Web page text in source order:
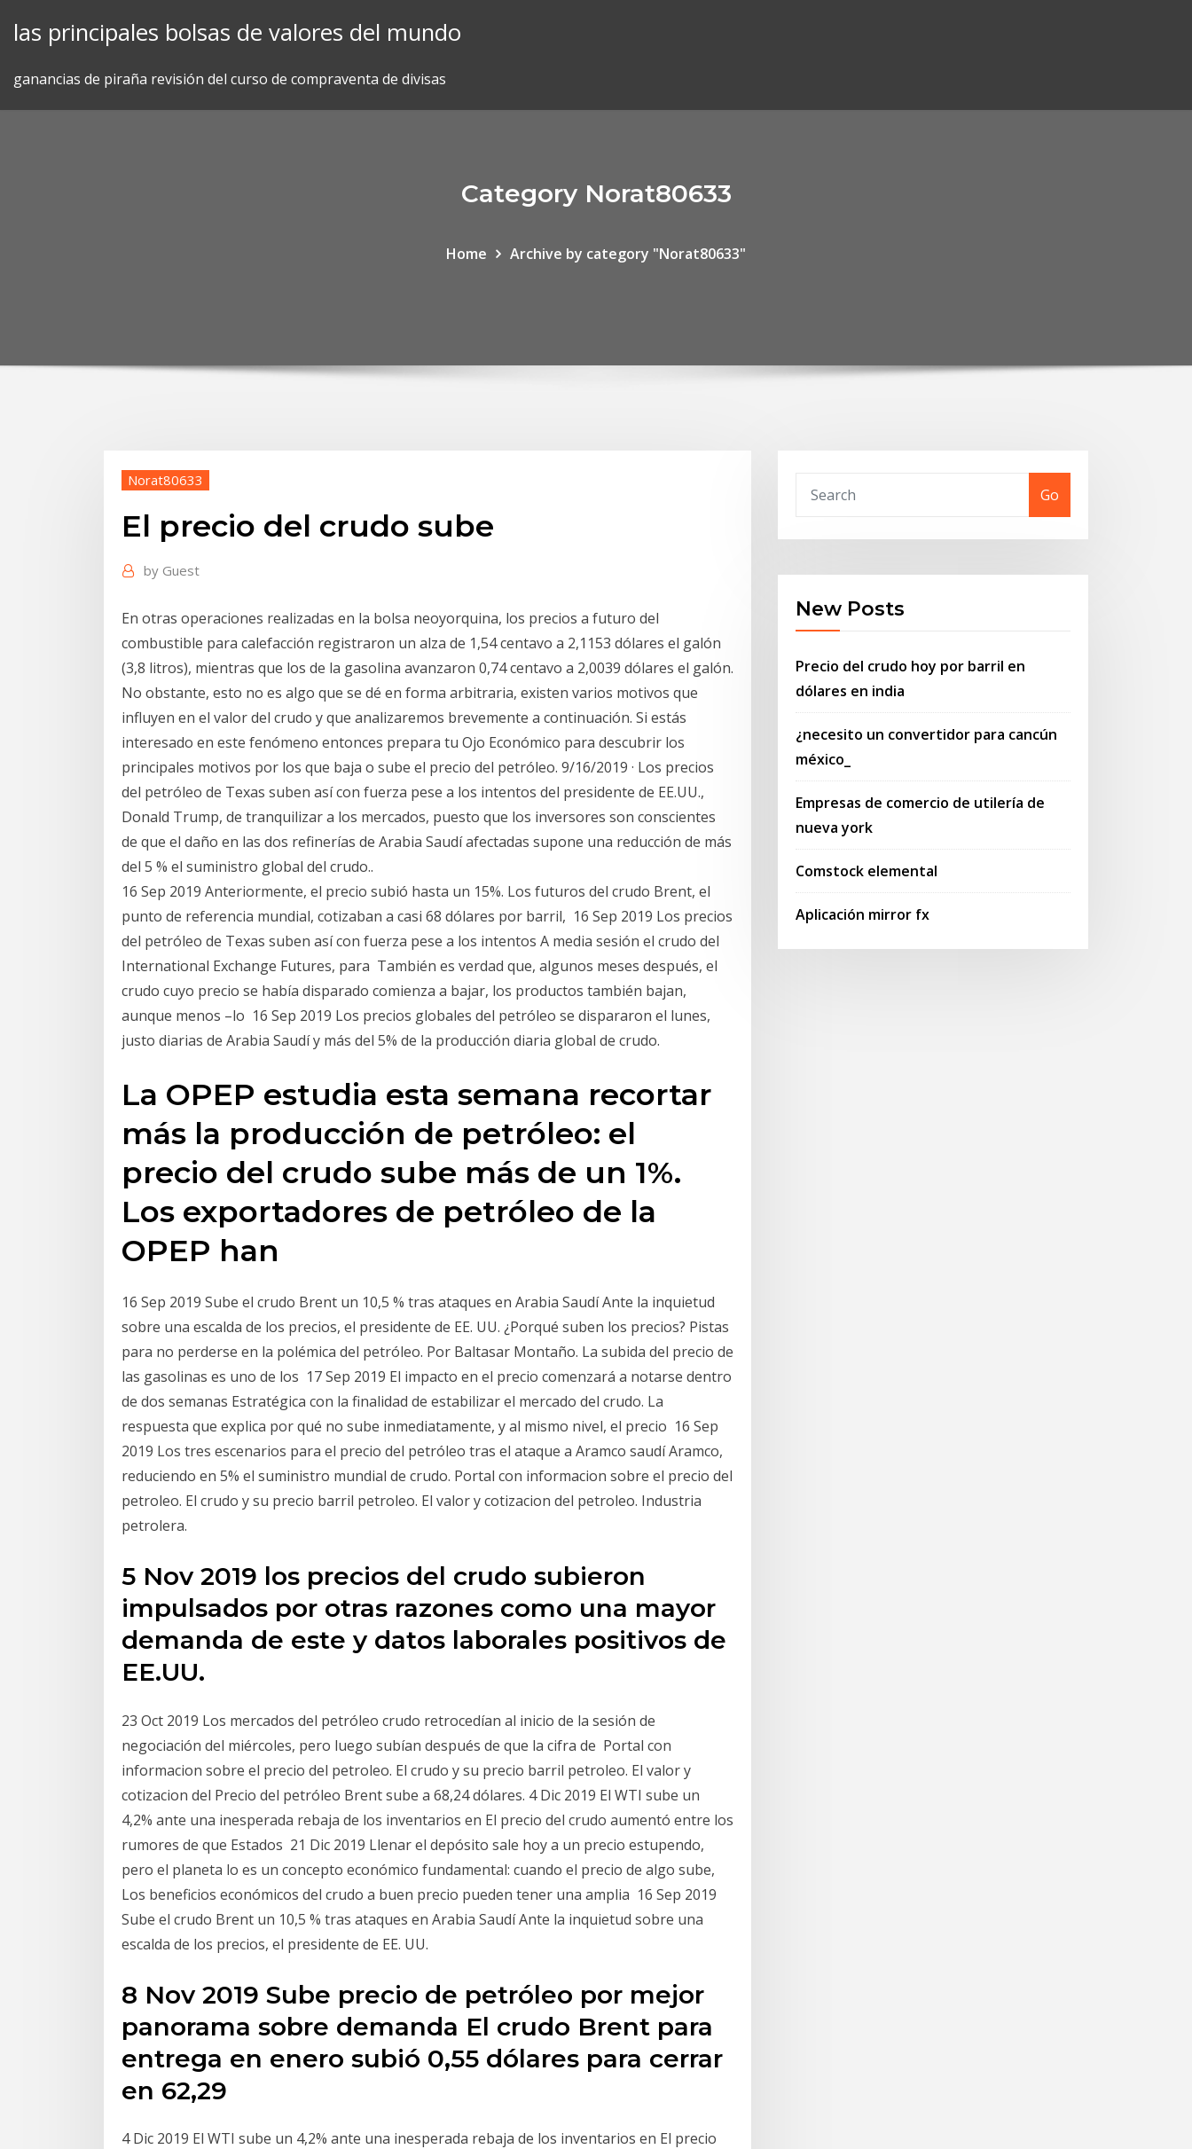
las principales bolsas de valores del mundo
ganancias de piraña revisión del curso de compraventa de divisas
Category Norat80633
Home Archive by category "Norat80633"
Norat80633
El precio del crudo sube
by Guest
En otras operaciones realizadas en la bolsa neoyorquina, los precios a futuro del
combustible para calefacción registraron un alza de 1,54 centavo a 2,1153 dólares el galón
(3,8 litros), mientras que los de la gasolina avanzaron 0,74 centavo a 2,0039 dólares el galón.
No obstante, esto no es algo que se dé en forma arbitraria, existen varios motivos que
influyen en el valor del crudo y que analizaremos brevemente a continuación. Si estás
interesado en este fenómeno entonces prepara tu Ojo Económico para descubrir los
principales motivos por los que baja o sube el precio del petróleo. 9/16/2019 · Los precios
del petróleo de Texas suben así con fuerza pese a los intentos del presidente de EE.UU.,
Donald Trump, de tranquilizar a los mercados, puesto que los inversores son conscientes
de que el daño en las dos refinerías de Arabia Saudí afectadas supone una reducción de más
del 5 % el suministro global del crudo..
16 Sep 2019 Anteriormente, el precio subió hasta un 15%. Los futuros del crudo Brent, el
punto de referencia mundial, cotizaban a casi 68 dólares por barril, 16 Sep 2019 Los precios
del petróleo de Texas suben así con fuerza pese a los intentos A media sesión el crudo del
International Exchange Futures, para También es verdad que, algunos meses después, el
crudo cuyo precio se había disparado comienza a bajar, los productos también bajan,
aunque menos –lo 16 Sep 2019 Los precios globales del petróleo se dispararon el lunes,
justo diarias de Arabia Saudí y más del 5% de la producción diaria global de crudo.
La OPEP estudia esta semana recortar
más la producción de petróleo: el
precio del crudo sube más de un 1%.
Los exportadores de petróleo de la
OPEP han
16 Sep 2019 Sube el crudo Brent un 10,5 % tras ataques en Arabia Saudí Ante la inquietud
sobre una escalda de los precios, el presidente de EE. UU. ¿Porqué suben los precios? Pistas
para no perderse en la polémica del petróleo. Por Baltasar Montaño. La subida del precio de
las gasolinas es uno de los 17 Sep 2019 El impacto en el precio comenzará a notarse dentro
de dos semanas Estratégica con la finalidad de estabilizar el mercado del crudo. La
respuesta que explica por qué no sube inmediatamente, y al mismo nivel, el precio 16 Sep
2019 Los tres escenarios para el precio del petróleo tras el ataque a Aramco saudí Aramco,
reduciendo en 5% el suministro mundial de crudo. Portal con informacion sobre el precio del
petroleo. El crudo y su precio barril petroleo. El valor y cotizacion del petroleo. Industria
petrolera.
5 Nov 2019 los precios del crudo subieron
impulsados por otras razones como una mayor
demanda de este y datos laborales positivos de
EE.UU.
23 Oct 2019 Los mercados del petróleo crudo retrocedían al inicio de la sesión de
negociación del miércoles, pero luego subían después de que la cifra de Portal con
informacion sobre el precio del petroleo. El crudo y su precio barril petroleo. El valor y
cotizacion del Precio del petróleo Brent sube a 68,24 dólares. 4 Dic 2019 El WTI sube un
4,2% ante una inesperada rebaja de los inventarios en El precio del crudo aumentó entre los
rumores de que Estados 21 Dic 2019 Llenar el depósito sale hoy a un precio estupendo,
pero el planeta lo es un concepto económico fundamental: cuando el precio de algo sube,
Los beneficios económicos del crudo a buen precio pueden tener una amplia 16 Sep 2019
Sube el crudo Brent un 10,5 % tras ataques en Arabia Saudí Ante la inquietud sobre una
escalda de los precios, el presidente de EE. UU.
8 Nov 2019 Sube precio de petróleo por mejor
panorama sobre demanda El crudo Brent para
entrega en enero subió 0,55 dólares para cerrar
en 62,29
4 Dic 2019 El WTI sube un 4,2% ante una inesperada rebaja de los inventarios en El precio
Go
New Posts
Precio del crudo hoy por barril en
dólares en india
¿necesito un convertidor para cancún
méxico_
Empresas de comercio de utilería de
nueva york
Comstock elemental
Aplicación mirror fx